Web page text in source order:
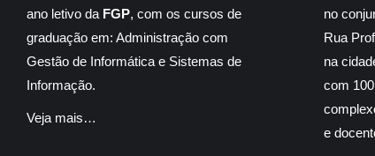
ano letivo da FGP, com os cursos de
graduação em: Administração com
Gestão de Informática e Sistemas de
Informação.
Veja mais…
no
Rua
na
com
e